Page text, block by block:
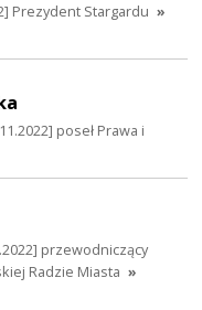
Prezydent Stargardu »
poseł Prawa i
przewodniczący
Radzie Miasta »